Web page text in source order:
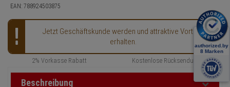
EAN: 788924503875
Jetzt Geschäftskunde werden und attraktive Vorteile
erhalten.
2% Vorkasse Rabatt Kostenlose Rücksendung
Beschreibung